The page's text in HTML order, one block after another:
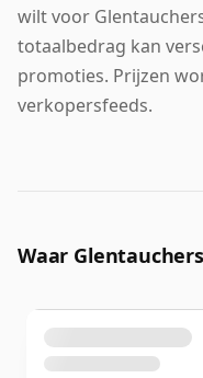
wilt voor
totaalbedrag kan
promoties. Prijzen
verkopersfeeds.
Waar